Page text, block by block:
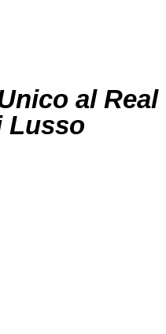
al Real
Lusso